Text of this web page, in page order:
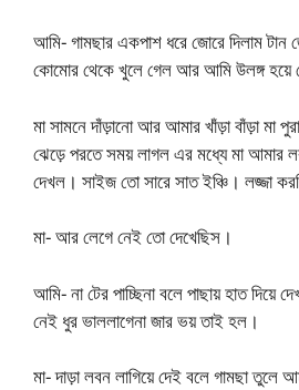
আমি- গামছার একপাশ ধরে জোরে দিলাম টান
কোমোর থেকে খুলে গেল আর আমি উলঙ্গ হয়ে
মা সামনে দাঁড়ানো আর আমার খাঁড়া বাঁড়া মা
ঝেড়ে পরতে সময় লাগল এর মধ্যে মা আমার
দেখল। সাইজ তো সারে সাত ইঞ্চি। লজ্জা
মা- আর লেগে নেই তো দেখেছিস।
আমি- না টের পাচ্ছিনা বলে পাছায় হাত
নেই ধুর ভাললাগেনা জার ভয় তাই হল।
মা- দাড়া লবন লাগিয়ে দেই বলে গামছা তুলে